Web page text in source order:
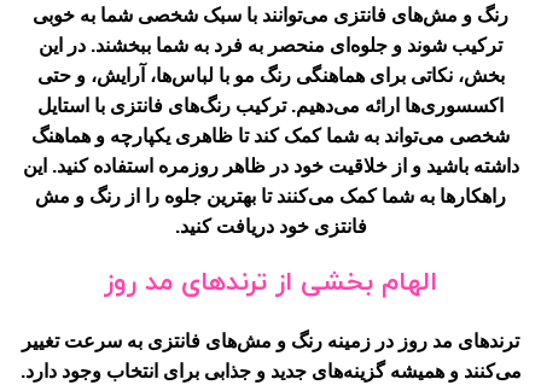
رنگ و مش‌های فانتزی می‌توانند با سبک شخصی شما به خوبی
ترکیب شوند و جلوه‌ای منحصر به فرد به شما ببخشند. در این
بخش، نکاتی برای هماهنگی رنگ مو با لباس‌ها، آرایش، و حتی
اکسسوری‌ها ارائه می‌دهیم. ترکیب رنگ‌های فانتزی با استایل
شخصی می‌تواند به شما کمک کند تا ظاهری یکپارچه و هماهنگ
داشته باشید و از خلاقیت خود در ظاهر روزمره استفاده کنید. این
راهکارها به شما کمک می‌کنند تا بهترین جلوه را از رنگ و مش
فانتزی خود دریافت کنید.
الهام بخشی از ترندهای مد روز
ترندهای مد روز در زمینه رنگ و مش‌های فانتزی به سرعت تغییر
می‌کنند و همیشه گزینه‌های جدید و جذابی برای انتخاب وجود دارد.